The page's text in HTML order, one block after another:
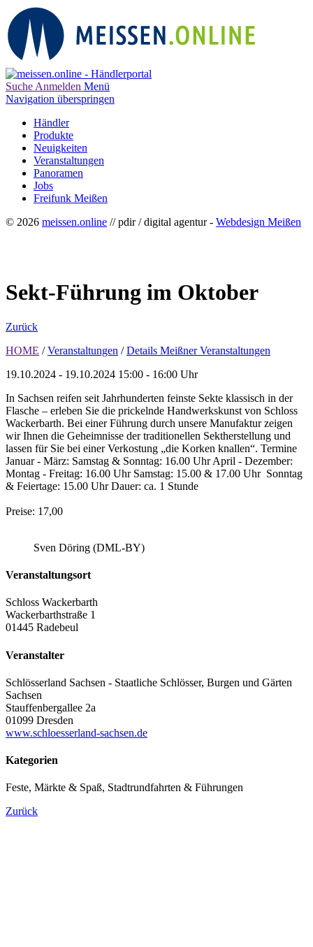
Suche Anmelden Menü
Navigation überspringen
Händler
Produkte
Neuigkeiten
Veranstaltungen
Panoramen
Jobs
Freifunk Meißen
© 2026 meissen.online // pdir / digital agentur - Webdesign Meißen
Sekt-Führung im Oktober
Zurück
HOME / Veranstaltungen / Details Meißner Veranstaltungen
19.10.2024 - 19.10.2024 15:00 - 16:00 Uhr
In Sachsen reifen seit Jahrhunderten feinste Sekte klassisch in der
Flasche – erleben Sie die prickelnde Handwerkskunst von Schloss
Wackerbarth. Bei einer Führung durch unsere Manufaktur zeigen
wir Ihnen die Geheimnisse der traditionellen Sektherstellung und
lassen für Sie bei einer Verkostung „die Korken knallen“. Termine
Januar - März: Samstag & Sonntag: 16.00 Uhr April - Dezember:
Montag - Freitag: 16.00 Uhr Samstag: 15.00 & 17.00 Uhr Sonntag
& Feiertage: 15.00 Uhr Dauer: ca. 1 Stunde
Preise: 17,00
Sven Döring (DML-BY)
Veranstaltungsort
Schloss Wackerbarth
Wackerbarthstraße 1
01445 Radebeul
Veranstalter
Schlösserland Sachsen - Staatliche Schlösser, Burgen und Gärten
Sachsen
Stauffenbergallee 2a
01099 Dresden
www.schloesserland-sachsen.de
Kategorien
Feste, Märkte & Spaß, Stadtrundfahrten & Führungen
Zurück